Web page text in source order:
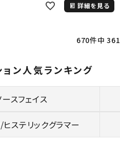
詳細を見る
670件中 361
ン人気ランキング
スフェイス
ヒステリックグラマー